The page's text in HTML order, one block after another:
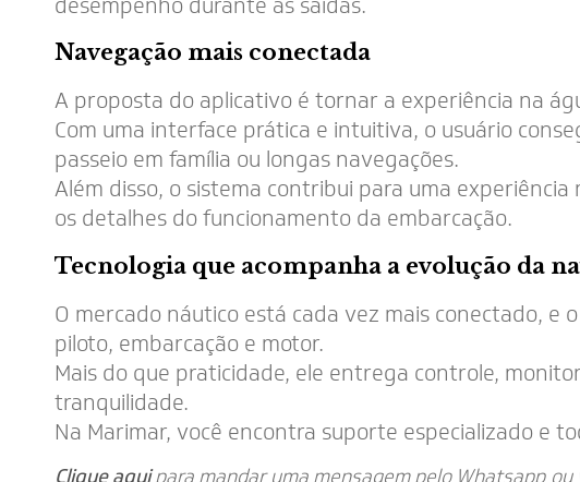
Navegação mais conectada
A proposta do aplicativo é tornar a experiência na
Com uma interface prática e intuitiva, o usuário
passeio em família ou longas navegações.
Além disso, o sistema contribui para uma
os detalhes do funcionamento da embarcação.
Tecnologia que acompanha a evolução da
O mercado náutico está cada vez mais conectado,
piloto, embarcação e motor.
Mais do que praticidade, ele entrega controle,
tranquilidade.
Na Marimar, você encontra suporte especializado e
Clique aquipara mandar uma mensagem pelo Whatsapp ou